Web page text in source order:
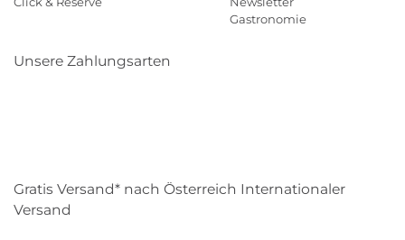
Click & Collect
Presse
Newsletter
Gratis Versand* nach Österreich Internationaler